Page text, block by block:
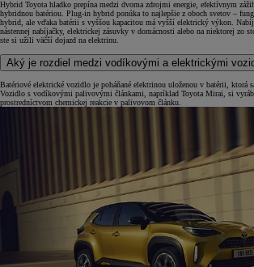
Hybrid Toyota hladko prepína medzi dvoma zdrojmi energie, efektívnym
hybridnou batériou. Plug-in hybrid ponúka to najlepšie z oboch svetov –
hybrid, ale vďaka batérii s vyššou kapacitou má vyšší elektrický výkon.
nástennej nabíjačky, elektrickej zásuvky v domácnosti alebo na niektorej zo
ste si užili väčší dojazd na elektrinu.
Aký je rozdiel medzi vodíkovými a elektrickými
Batériové elektrické vozidlo je poháňané elektrinou uloženou v batérii, ktorá
Vozidlo s vodíkovými palivovými článkami, napríklad Toyota Mirai, si
prostredníctvom chemickej reakcie v palivovom článku.